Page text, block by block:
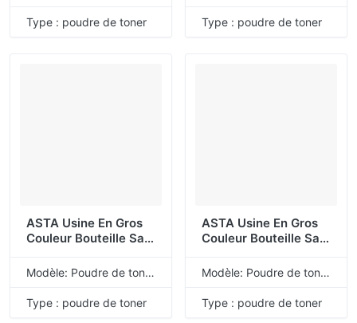
CE343A 651A Poudre
De Toner Compatible
Type : poudre de toner
CE273A 650A Poudre
De Toner Compatible
Type : poudre de toner
ASTA Usine En Gros
Couleur Bouteille Sac
En Vrac C9720A
C9723A 641A Poudre
De Toner Compatible
Modèle: Poudre de toner de recharge universelle
Type : poudre de toner
ASTA Usine En Gros
Couleur Bouteille Sac
En Vrac Q7560A
Q7563A 314A Poudre
De Toner Compatible
Modèle: Poudre de toner de recharge universelle
Type : poudre de toner